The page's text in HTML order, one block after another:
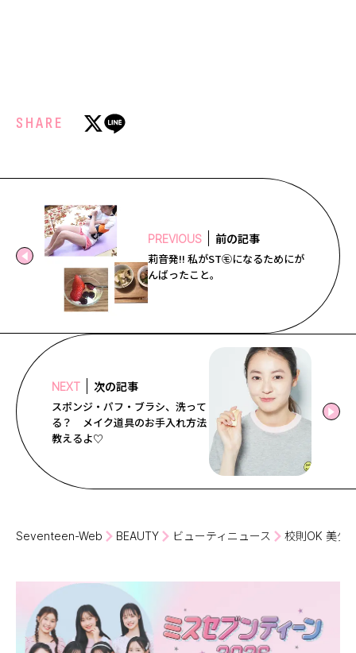
SHARE
PREVIOUS 前の記事
莉音発!! 私がST㋲になるためにが
んばったこと。
NEXT 次の記事
スポンジ・パフ・ブラシ、洗って
る？ メイク道具のお手入れ方法
教えるよ♡
Seventeen-Web BEAUTY ビューティニュース 校則OK 美少